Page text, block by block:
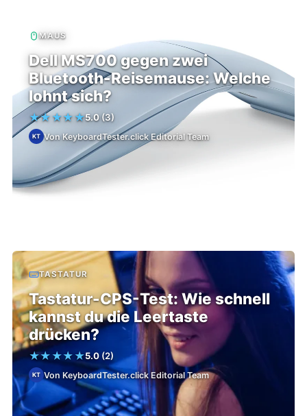
MAUS
Dell MS700 gegen zwei
Bluetooth-Reisemause: Welche
lohnt sich?
★★★★★5.0(3)
KT Von KeyboardTester.click Editorial Team
TASTATUR
Tastatur-CPS-Test: Wie schnell
kannst du die Leertaste
drücken?
★★★★★5.0(2)
KT Von KeyboardTester.click Editorial Team